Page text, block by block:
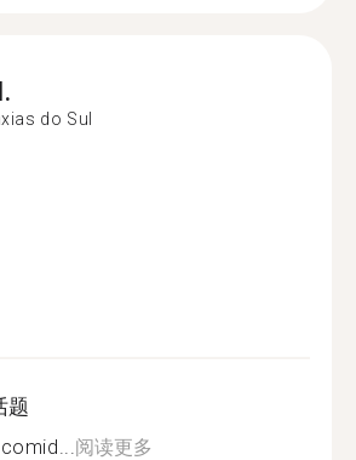
do Sul
题
阅读更多